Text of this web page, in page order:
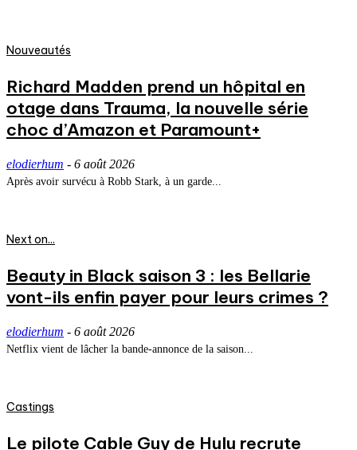
Nouveautés
Richard Madden prend un hôpital en
otage dans Trauma, la nouvelle série
choc d’Amazon et Paramount+
elodierhum - 6 août 2026
Après avoir survécu à Robb Stark, à un garde...
Next on...
Beauty in Black saison 3 : les Bellarie
vont-ils enfin payer pour leurs crimes ?
elodierhum - 6 août 2026
Netflix vient de lâcher la bande-annonce de la saison...
Castings
Le pilote Cable Guy de Hulu recrute